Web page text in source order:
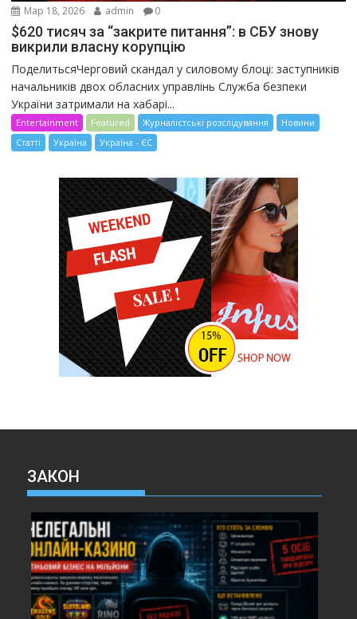
Мар 18, 2026 admin 0
$620 тисяч за “закрите питання”: в СБУ знову
викрили власну корупцію
ПоделитьсяЧерговий скандал у силовому блоці: заступників
начальників двох обласних управлінь Служба безпеки
України затримали на хабарі...
Entertainment Featured Журналістські розслідування
Новини
Статті
Україна Україна - ЄС
ЗАКОН